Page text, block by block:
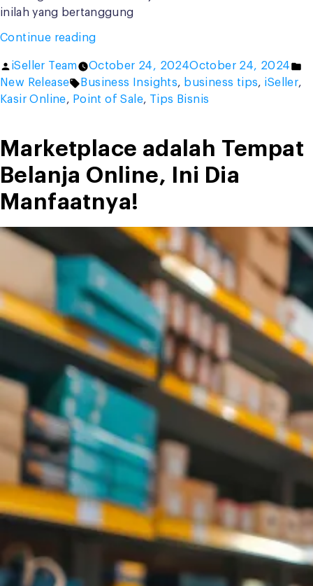
inilah yang bertanggung
Continue reading“Seluk-
Industri
Tekstil
dan
Produknya”
Posted
by
iSeller Team October 24, 2024October 24, 2024
New Release Tags:
Business Insights, business tips, iSeller,
Kasir Online, Point of Sale, Tips Bisnis
Marketplace adalah Tempat
Belanja Online, Ini Dia
Manfaatnya!